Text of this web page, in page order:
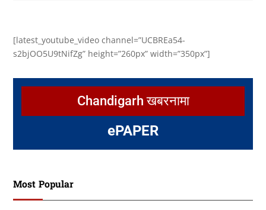
[latest_youtube_video channel=”UCBREa54-
s2bjOO5U9tNifZg” height=”260px” width=”350px”]
Chandigarh खबरनामा
ePAPER
Most Popular